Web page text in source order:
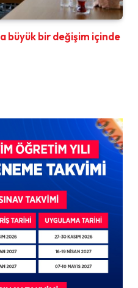
büyük bir değişim içinde